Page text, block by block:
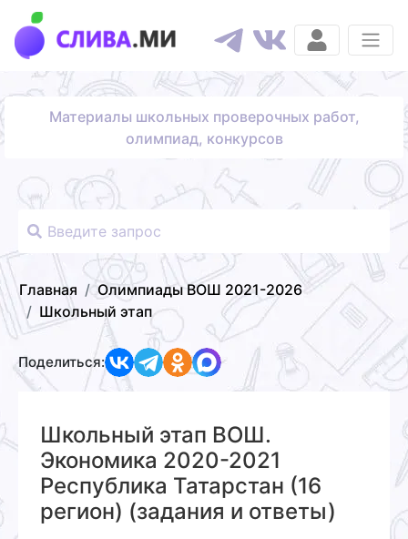
Материалы школьных проверочных работ,
олимпиад, конкурсов
Главная
Олимпиады ВОШ 2021-2026
Школьный этап
Поделиться:
Школьный этап ВОШ.
Экономика 2020-2021
Республика Татарстан (16
регион) (задания и ответы)